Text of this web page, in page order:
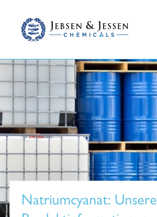
Natriumcyanat: Unsere